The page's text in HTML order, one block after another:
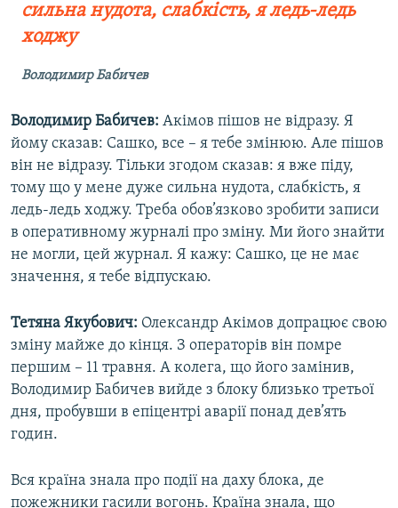
сильна нудота, слабкість, я ледь-ледь
ходжу
Володимир Бабичев
Володимир Бабичев: Акімов пішов не відразу. Я
йому сказав: Сашко, все – я тебе змінюю. Але пішов
він не відразу. Тільки згодом сказав: я вже піду,
тому що у мене дуже сильна нудота, слабкість, я
ледь-ледь ходжу. Треба обов’язково зробити записи
в оперативному журналі про зміну. Ми його знайти
не могли, цей журнал. Я кажу: Сашко, це не має
значення, я тебе відпускаю.
Тетяна Якубович: Олександр Акімов допрацює свою
зміну майже до кінця. З операторів він помре
першим – 11 травня. А колега, що його замінив,
Володимир Бабичев вийде з блоку близько третьої
дня, пробувши в епіцентрі аварії понад дев’ять
годин.
Вся країна знала про події на даху блока, де
пожежники гасили вогонь. Країна знала, що